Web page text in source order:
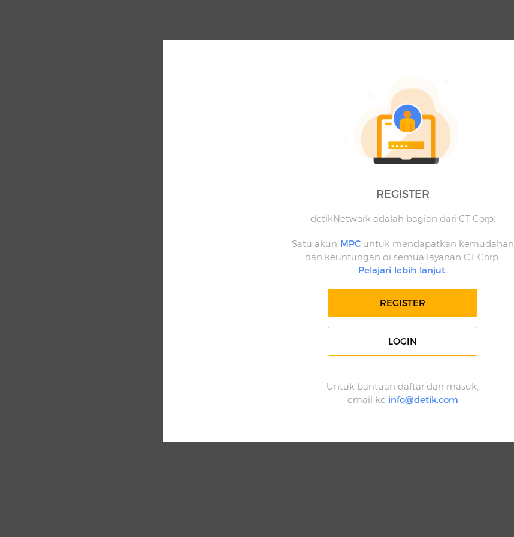
REGISTER
detikNetwork adalah bagian dari CT Corp.
Satu akun MPCuntuk mendapatkan kemudahan
dan keuntungan di semua layanan CT Corp.
Pelajari lebih lanjut.
REGISTER
LOGIN
Untuk bantuan daftar dan masuk,
email ke info@detik.com